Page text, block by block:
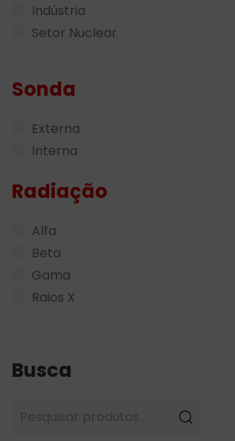
Indústria
Setor Nuclear
Sonda
Externa
Interna
Radiação
Alfa
Beta
Gama
Raios X
Busca
Pesquisar